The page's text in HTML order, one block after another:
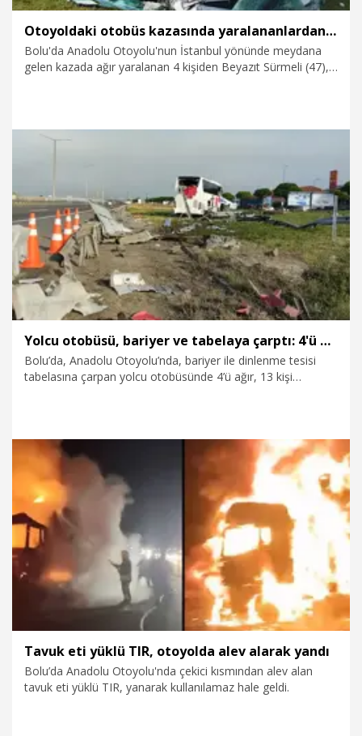
Otoyoldaki otobüs kazasında yaralananlardan 1'i öldü, 11'i taburcu oldu
Bolu'da Anadolu Otoyolu'nun İstanbul yönünde meydana
gelen kazada ağır yaralanan 4 kişiden Beyazıt Sürmeli (47),
9.07.2026 Foto Galeri
Yolcu otobüsü, bariyer ve tabelaya çarptı: 4'ü ağır, 13 yaralı
Bolu’da, Anadolu Otoyolu’nda, bariyer ile dinlenme tesisi
tabelasına çarpan yolcu otobüsünde 4’ü ağır, 13 kişi
8.07.2026 Gündem
Tavuk eti yüklü TIR, otoyolda alev alarak yandı
Bolu’da Anadolu Otoyolu'nda çekici kısmından alev alan
tavuk eti yüklü TIR, yanarak kullanılamaz hale geldi.